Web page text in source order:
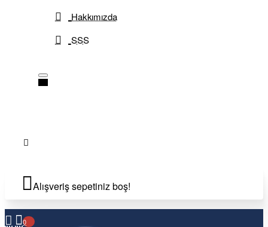
Hakkımızda
SSS
Alışveriş sepetiniz boş!
0